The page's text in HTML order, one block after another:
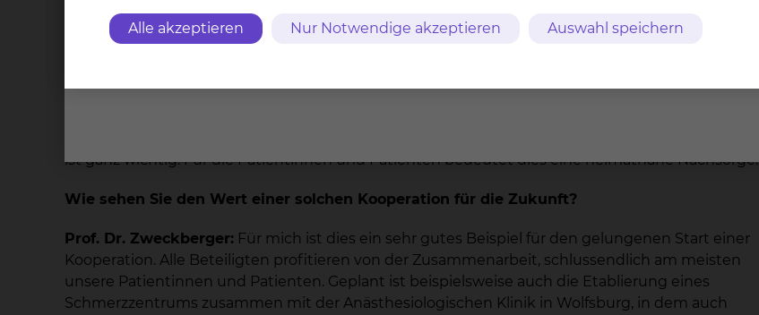
benötigen, werden dann in der Neurochirurgischen Klinik in Braunschweig durchgeführt, z. B.
die Entfernung von Hirntumoren, das Clippen von intrakraniellen Aneurysmen oder die
ist ganz wichtig. Für die Patientinnen und Patienten bedeutet dies eine heimatnahe Nachsorge.
Wie sehen Sie den Wert einer solchen Kooperation für die Zukunft?
Prof. Dr. Zweckberger: Für mich ist dies ein sehr gutes Beispiel für den gelungenen Start einer
Kooperation. Alle Beteiligten profitieren von der Zusammenarbeit, schlussendlich am meisten
unsere Patientinnen und Patienten. Geplant ist beispielsweise auch die Etablierung eines
Schmerzzentrums zusammen mit der Anästhesiologischen Klinik in Wolfsburg, in dem auch
Alle akzeptieren Nur Notwendige akzeptieren Auswahl speichern